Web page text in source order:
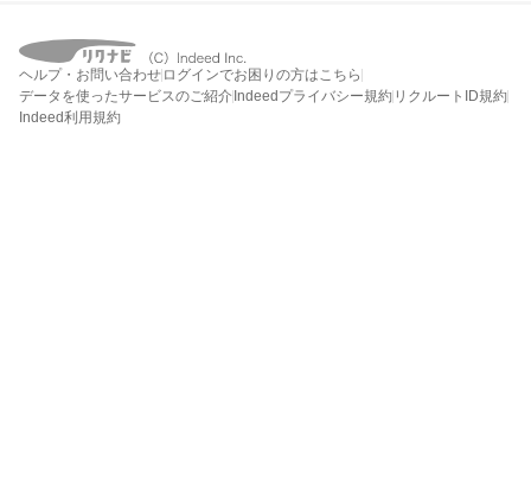
ヘルプ・お問い合わせ ログインでお困りの方はこちら
データを使ったサービスのご紹介 Indeedプライバシー規約 リクルートID規約
Indeed利用規約